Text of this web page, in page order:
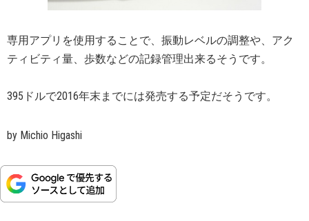
専用アプリを使用することで、振動レベルの調整や、アク
ティビティ量、歩数などの記録管理出来るそうです。
395ドルで2016年末までには発売する予定だそうです。
by Michio Higashi